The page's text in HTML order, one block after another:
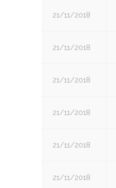
21/11/2018
21/11/2018
21/11/2018
21/11/2018
21/11/2018
21/11/2018